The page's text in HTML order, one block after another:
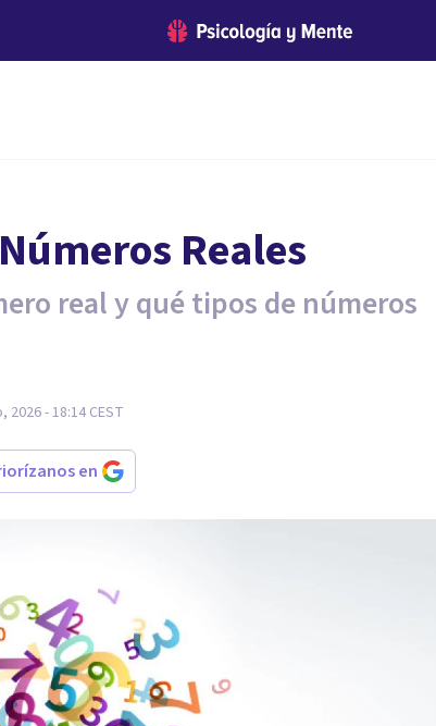
Reales
real y qué tipos de números
2026 - 18:14CEST
en